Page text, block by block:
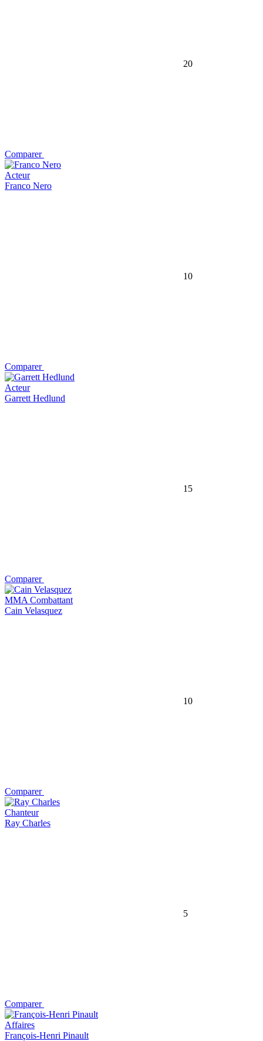
20
Comparer
Acteur
Franco Nero
10
Comparer
Acteur
Garrett Hedlund
15
Comparer
MMA Combattant
Cain Velasquez
10
Comparer
Chanteur
Ray Charles
5
Comparer
Affaires
François-Henri Pinault